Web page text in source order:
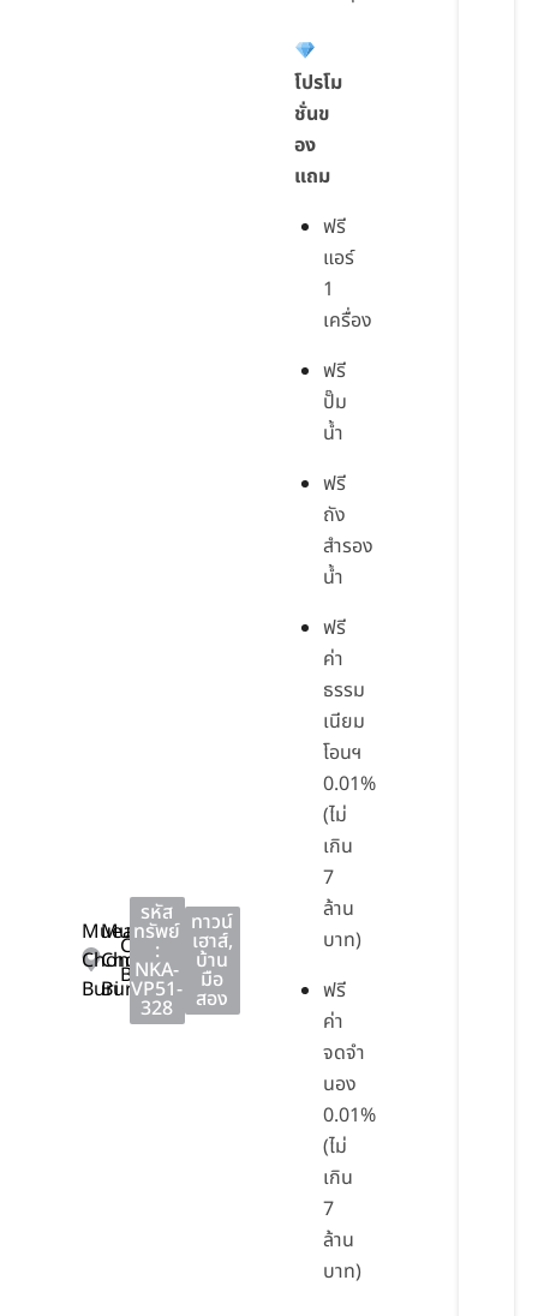
Mueang
Chon
Buri
Mueang
Chon
Buri
Chon
Buri
รหัส
ทรัพย์
:
NKA-
VP51-
328
ทาวน์
เฮาส์,
บ้าน
มือ
สอง
โปรโม
ชั่นข
อง
แถม
ฟรี
แอร์
1
เครื่อง
ฟรี
ปั๊ม
น้ำ
ฟรี
ถัง
สำรอง
น้ำ
ฟรี
ค่า
ธรรม
เนียม
โอนฯ
0.01%
(ไม่
เกิน
7
ล้าน
บาท)
ฟรี
ค่า
จดจำ
นอง
0.01%
(ไม่
เกิน
7
ล้าน
บาท)